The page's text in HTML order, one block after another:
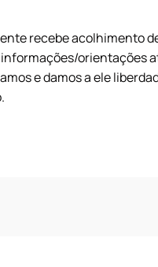
recebe acolhimento
orientações
e damos a ele